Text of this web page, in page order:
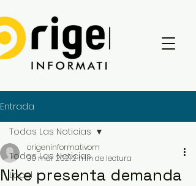
Entrada
Todas Las Noticias
Local
Todas Las Noticias
Nike presenta demanda
origeninformativom
30 mar 20212 min de lectura